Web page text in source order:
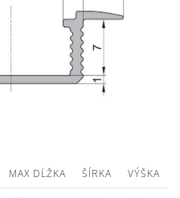
MAX DĹŽKA ŠÍRKA VÝŠKA